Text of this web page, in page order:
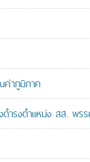
ค่าภูมิภาค
ำรงตำแหน่ง สส. พรร